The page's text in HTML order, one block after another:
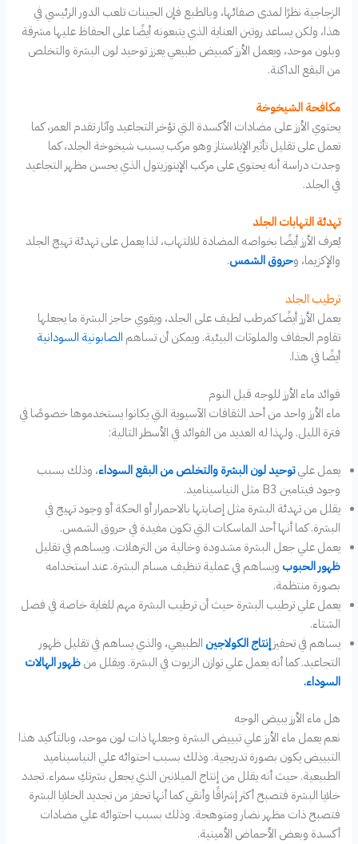
الزجاجية نظرًا لمدى صفائها، وبالطبع فإن الجينات تلعب الدور الرئيسي في
هذا، ولكن يساعد روتين العناية الذي يتبعونه أيضًا على الحفاظ عليها مشرقة
وبلون موحد، ويعمل الأرز كمبيض طبيعي يعزز توحيد لون البشرة والتخلص
من البقع الداكنة.
مكافحة الشيخوخة
يحتوي الأرز على مضادات الأكسدة التي تؤخر التجاعيد وآثار تقدم العمر، كما
تعمل على تقليل تأثير الإيلاستاز وهو مركب يسبب شيخوخة الجلد، كما
وجدت دراسة أنه يحتوي على مركب الإينوزيتول الذي يحسن مظهر التجاعيد
في الجلد.
تهدئة التهابات الجلد
يُعرف الأرز أيضًا بخواصه المضادة للالتهاب، لذا يعمل على تهدئة تهيج الجلد
والإكزيما، وحروق الشمس.
ترطيب الجلد
يعمل الأرز أيضًا كمرطب لطيف على الجلد، ويقوي حاجز البشرة ما يجعلها
تقاوم الجفاف والملوثات البيئية. ويمكن أن تساهم الصابونية السودانية
أيضًا في هذا.
فوائد ماء الأرز للوجه قبل النوم
ماء الأرز واحد من أحد الثقافات الآسيوية التي يكانوا يستخدموها خصوصًا في
فترة الليل. ولهذا له العديد من الفوائد في الأسطر التالية:
يعمل عليتوحيد لون البشرة والتخلص من البقع السوداء، وذلك بسبب
وجود فيتامين B3 مثل النياسيناميد.
يقلل من تهدئة البشرة مثل إصابتها بالاحمرار أو الحكة أو وجود تهيج في
البشرة. كما أنها أحد الماسكات التي تكون مفيدة في حروق الشمس.
يعمل علي جعل البشرة مشدودة وخالية من الترهلات. ويساهم في تقليل
ظهور الحبوب ويساهم في عملية تنظيف مسام البشرة. عند استخدامه
بصورة منتظمة.
يعمل علي ترطيب البشرة حيث أن ترطيب البشرة مهم للغاية خاصة في فصل
الشتاء.
يساهم في تحفيزإنتاج الكولاجين الطبيعي، والذي يساهم في تقليل ظهور
التجاعيد. كما أنه يعمل علي توازن الزيوت في البشرة. ويقلل منظهور الهالات
السوداء.
هل ماء الأرز يبيض الوجه
نعم يعمل ماء الأرز علي تبييض البشرة وجعلها ذات لون موحد، وبالتأكيد هذا
التبييض يكون بصورة تدريجية. وذلك بسبب احتوائه علي النياسيناميد
الطبيعية. حيث أنه يقلل من إنتاج الميلانين الذي يجعل بشرتكِ سمراء. تجدد
خلايا البشرة فتصبح أكثر إشراقًا وأنقي كما أنها تحفز من تجديد الخلايا البشرة
فتصبح ذات مظهر نضار ومتوهجة. وذلك بسبب احتوائه علي مضادات
أكسدة وبعض الأحماض الأمينية.